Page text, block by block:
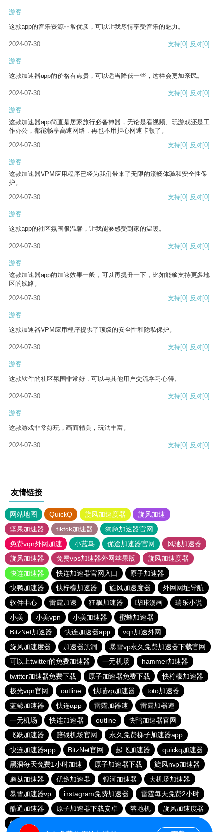
游客
这款app的音乐资源非常优质，可以让我尽情享受音乐的魅力。
2024-07-30 支持[0] 反对[0]
游客
这款加速器app的价格有点贵，可以适当降低一些，这样会更加亲民。
2024-07-30 支持[0] 反对[0]
游客
这款加速器app简直是居家旅行必备神器，无论是看视频、玩游戏还是工
作办公，都能畅享高速网络，再也不用担心网速卡顿了。
2024-07-30
支持[0] 反对[0]
游客
这款加速器VPM应用程序已经为我们带来了无限的流畅体验和安全性保
护。
2024-07-30
支持[0] 反对[0]
游客
这款app的社区氛围很温馨，让我能够感受到家的温暖。
2024-07-30 支持[0] 反对[0]
游客
这款加速器app的加速效果一般，可以再提升一下，比如能够支持更多地
区的线路。
2024-07-30
支持[0] 反对[0]
游客
这款加速器VPM应用程序提供了顶级的安全性和隐私保护。
2024-07-30 支持[0] 反对[0]
游客
这款软件的社区氛围非常好，可以与其他用户交流学习心得。
2024-07-30 支持[0] 反对[0]
游客
这款游戏非常好玩，画面精美，玩法丰富。
2024-07-30 支持[0] 反对[0]
友情链接
网站地图 QuickQ 旋风加速度器
旋风加速
坚果加速器
tiktok加速器
狗急加速器官网
免费vqn外网加速
小蓝鸟 优途加速器官网
风驰加速器
旋风加速器
免费vps加速器外网苹果版
旋风加速度器
快连加速器
快连加速器官网入口
原子加速器
快鸭加速器
快柠檬加速器 旋风加速度器
外网网址导航
软件中心
雷霆加速 狂飙加速器 哔咔漫画
瑞乐小说
小美
小美vpn 小美加速器
蜜蜂加速器
BitzNet加速器
快连加速器app
vqn加速外网
旋风加速度器
加速器黑洞
暴雪vp永久免费加速器下载官网
可以上twitter的免费加速器
一元机场
hammer加速器
twitter加速器免费下载
原子加速器免费下载
快柠檬加速器
极光vqn官网
outline 快喵vp加速器
toto加速器
蓝鲸加速器
快连app 雷霆加器速
雷霆加器速
一元机场
快连加速器 outline
快鸭加速器官网
飞跃加速器
赔钱机场官网
永久免费梯子加速器app
快连加速器app
BitzNet官网 起飞加速器
quickq加速器
黑洞每天免费1小时加速
原子加速器下载
旋风nvp加速器
蘑菇加速器
优途加速器 银河加速器
大机场加速器
暴雪加速器vp
instagram免费加速器
雷霆每天免费2小时
酷通加速器
原子加速器下载安卓 落地机
旋风加速度器
银河加速器